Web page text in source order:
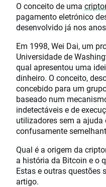
O conceito de uma
pagamento eletrónico
desenvolvido já nos
Em 1998, Wei Dai, um
Universidade de
qual apresentou uma
dinheiro. O conceito,
concebido para um
baseado num
indetectáveis e de
utilizadores sem a ajuda
confusamente
Qual é a origem da
a história da Bitcoin e o
Estas e outras questões
artigo.